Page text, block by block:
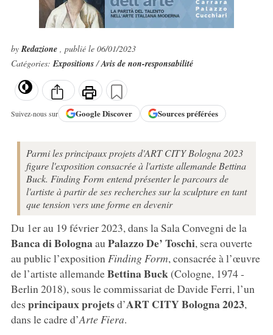
byRedazione , publié le 06/01/2023
Catégories:Expositions/Avis de non-responsabilité
Suivez-nous sur GoogleDiscover Sources préférées
Parmi les principaux projets d'ART CITY Bologna 2023
figure l'exposition consacrée à l'artiste allemande Bettina
Buck. Finding Form entend présenter le parcours de
l'artiste à partir de ses recherches sur la sculpture en tant
que tension vers une forme en devenir
Du 1er au 19 février 2023, dans la Sala Convegni de la
Banca di Bolognaau Palazzo De’ Toschi, sera ouverte
au public l’exposition Finding Form, consacrée à l’œuvre
de l’artiste allemandeBettina Buck(Cologne, 1974 -
Berlin 2018), sous le commissariat de Davide Ferri, l’un
des principaux projetsd’ART CITY Bologna 2023,
dans le cadre d’Arte Fiera.